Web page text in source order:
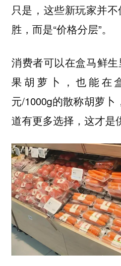
只是，这些新玩家并不
胜，而是“价格分层”。
消费者可以在盒马鲜
果胡萝卜，也能在
元/1000g的散称胡萝
道有更多选择，这才是